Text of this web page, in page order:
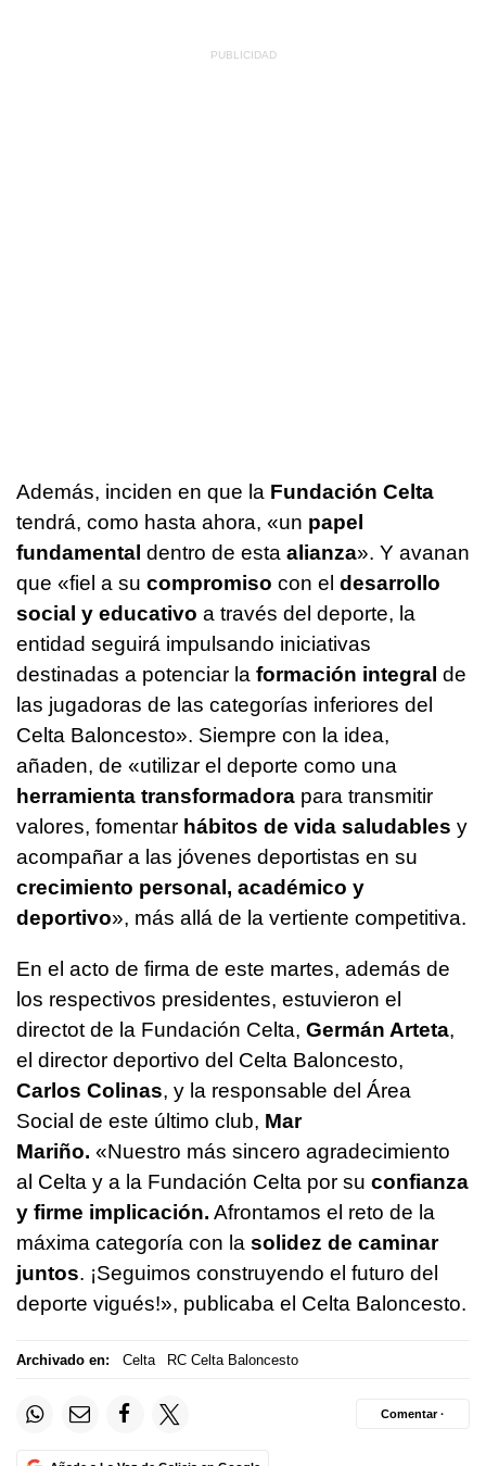
Además, inciden en que la Fundación Celta
tendrá, como hasta ahora, «un papel
fundamental dentro de esta alianza». Y avanan
que «fiel a su compromiso con el desarrollo
social y educativo a través del deporte, la
entidad seguirá impulsando iniciativas
destinadas a potenciar la formación integral de
las jugadoras de las categorías inferiores del
Celta Baloncesto». Siempre con la idea,
añaden, de «utilizar el deporte como una
herramienta transformadora para transmitir
valores, fomentar hábitos de vida saludables y
acompañar a las jóvenes deportistas en su
crecimiento personal, académico y
deportivo», más allá de la vertiente competitiva.
En el acto de firma de este martes, además de
los respectivos presidentes, estuvieron el
directot de la Fundación Celta, Germán Arteta,
el director deportivo del Celta Baloncesto,
Carlos Colinas, y la responsable del Área
Social de este último club, Mar
Mariño. «Nuestro más sincero agradecimiento
al Celta y a la Fundación Celta por su confianza
y firme implicación. Afrontamos el reto de la
máxima categoría con la solidez de caminar
juntos. ¡Seguimos construyendo el futuro del
deporte vigués!», publicaba el Celta Baloncesto.
Archivado en: Celta RC Celta Baloncesto
Comentar ·